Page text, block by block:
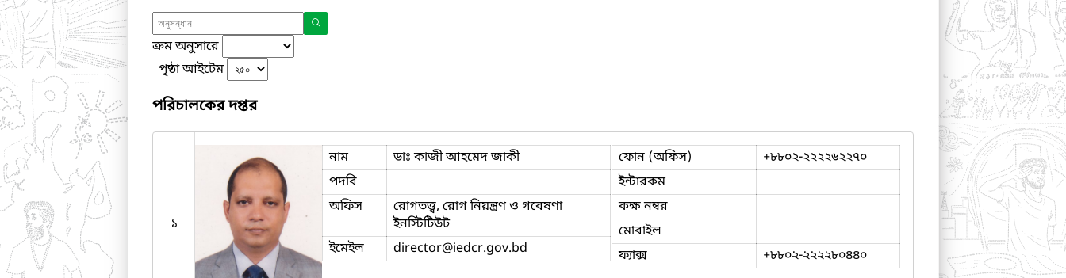
ক্রম অনুসারে
পৃষ্ঠা আইটেম
পরিচালকের দপ্তর
১
নাম
ডাঃ কাজী আহমেদ জাকী
পদবি
অফিস
রোগতত্ত্ব, রোগ নিয়ন্ত্রণ ও গবেষণা
ইনস্টিটিউট
ইমেইল
director@iedcr.gov.bd
ফোন (অফিস)
+৮৮০২-২২২২৬২২৭০
ইন্টারকম
কক্ষ নম্বর
মোবাইল
ফ্যাক্স
+৮৮০২-২২২২৮০৪৪০